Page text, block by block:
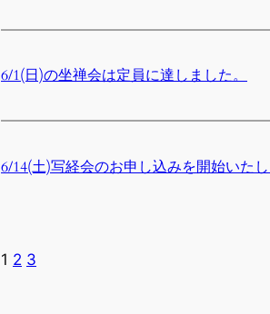
6/1(日)の坐禅会は定員に達しました。
6/14(土)写経会のお申し込みを開始いたし
1 2 3